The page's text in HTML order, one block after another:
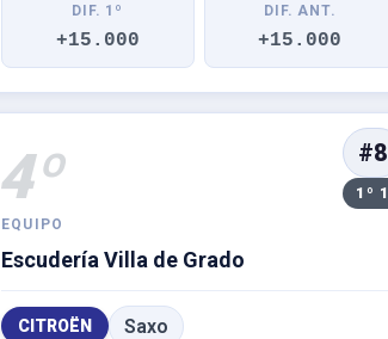
DIF. 1º
+15.000
DIF. ANT.
+15.000
4º #8
1º 1
EQUIPO
Escudería Villa de Grado
CITROËN Saxo